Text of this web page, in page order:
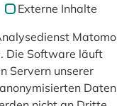
Externe Inhalte
Matomo
Die Software läuft
Servern unserer
Daten